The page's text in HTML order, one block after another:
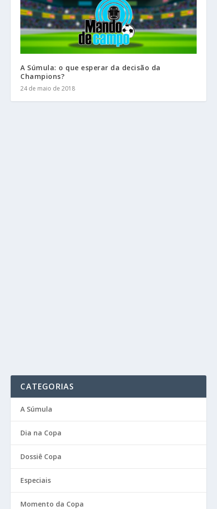
A Súmula: o que esperar da decisão da
Champions?
24 de maio de 2018
CATEGORIAS
A Súmula
Dia na Copa
Dossiê Copa
Especiais
Momento da Copa